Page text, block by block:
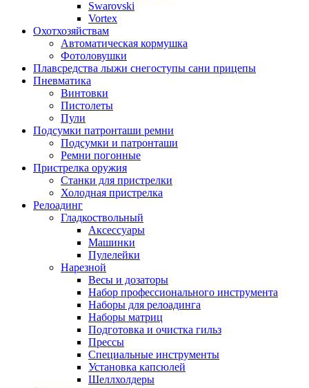
Swarovski
Vortex
Охотхозяйствам
Автоматическая кормушка
Фотоловушки
Плавсредства лыжи снегоступы сани прицепы
Пневматика
Винтовки
Пистолеты
Пули
Подсумки патронташи ремни
Подсумки и патронташи
Ремни погонные
Пристрелка оружия
Станки для пристрелки
Холодная пристрелка
Релоадинг
Гладкоствольный
Аксессуары
Машинки
Пулелейки
Нарезной
Весы и дозаторы
Набор профессионального инструмента
Наборы для релоадинга
Наборы матриц
Подготовка и очистка гильз
Прессы
Специальные инструменты
Установка капсюлей
Шеллхолдеры